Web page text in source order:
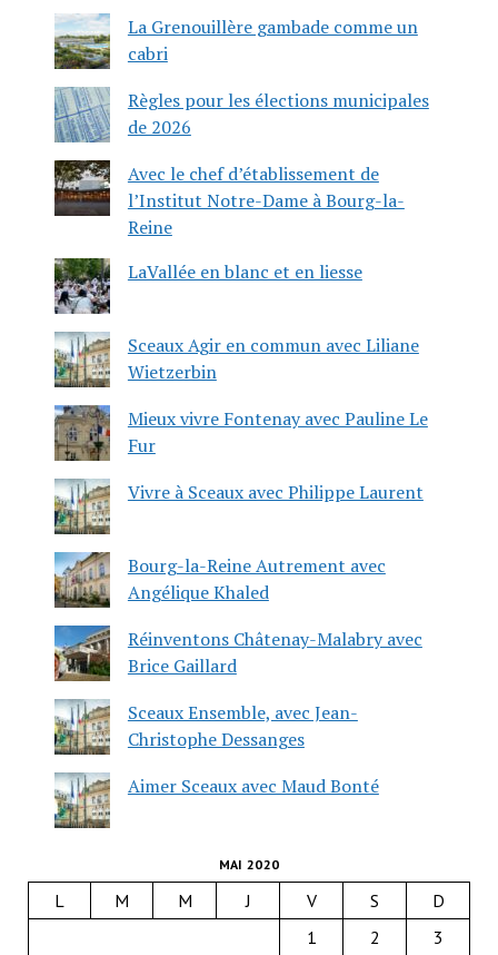
La Grenouillère gambade comme un
cabri
Règles pour les élections municipales
de 2026
Avec le chef d’établissement de
l’Institut Notre-Dame à Bourg-la-
Reine
LaVallée en blanc et en liesse
Sceaux Agir en commun avec Liliane
Wietzerbin
Mieux vivre Fontenay avec Pauline Le
Fur
Vivre à Sceaux avec Philippe Laurent
Bourg-la-Reine Autrement avec
Angélique Khaled
Réinventons Châtenay-Malabry avec
Brice Gaillard
Sceaux Ensemble, avec Jean-
Christophe Dessanges
Aimer Sceaux avec Maud Bonté
MAI 2020
L M M J V S
D
1
2 3